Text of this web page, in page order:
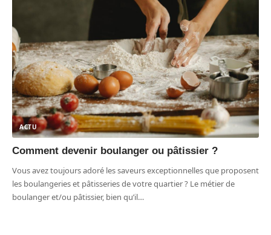
ACTU
Comment devenir boulanger ou pâtissier ?
Vous avez toujours adoré les saveurs exceptionnelles que proposent
les boulangeries et pâtisseries de votre quartier ? Le métier de
boulanger et/ou pâtissier, bien qu’il…